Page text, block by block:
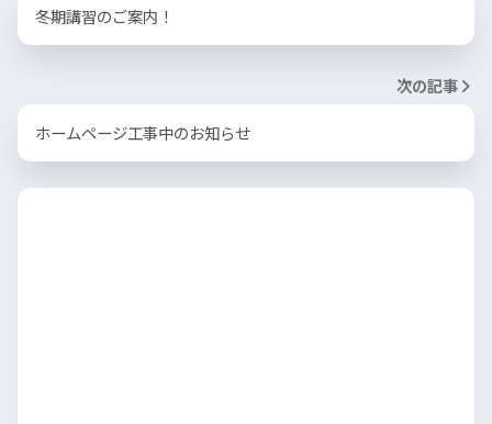
冬期講習のご案内！
次の記事
ホームページ工事中のお知らせ